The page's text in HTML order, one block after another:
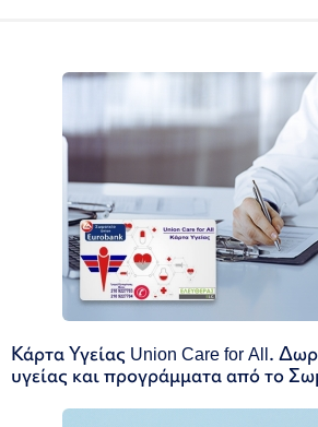
Κάρτα Υγείας Union Care for All.
υγείας και προγράμματα από το